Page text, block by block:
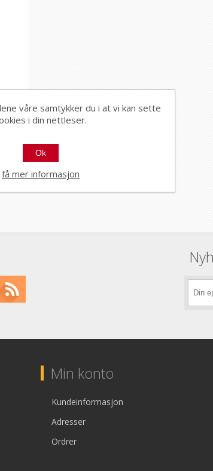
Min konto
Kundeinformasjon
Adresser
Ordrer
våre samtykker du i at vi kan sette
i din nettleser.
Ok
få mer informasjon